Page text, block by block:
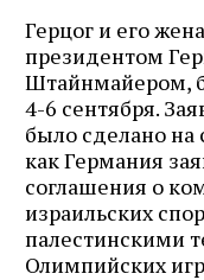
Герцог и его
президентом
Штайнмайером,
4-6 сентября.
было сделано
как Германия
соглашения о
израильских
палестинскими
Олимпийских